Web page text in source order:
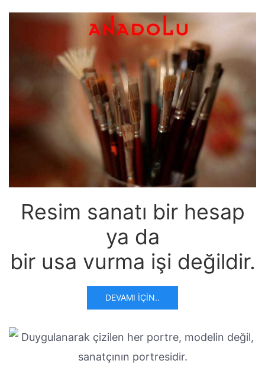
Resim sanatı bir hesap
ya da
bir usa vurma işi değildir.
DEVAMI İÇIN..